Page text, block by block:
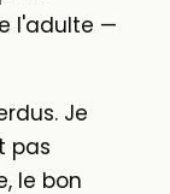
l'adulte —
Je
pas
le bon